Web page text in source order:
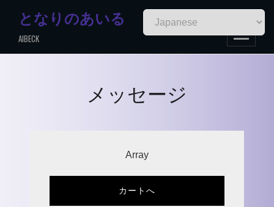
content
となりのあいる
AIBECK
メッセージ
Array
カートへ